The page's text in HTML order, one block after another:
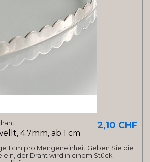
4.7mm, ab 1 cm
2,10 CHF
1 cm pro Mengeneinheit.Geben Sie die
ein, der Draht wird in einem Stück